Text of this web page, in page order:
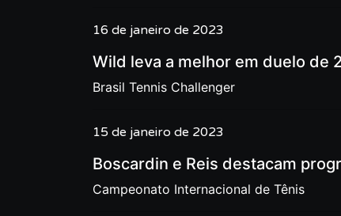
16 de janeiro de 2023
Wild leva a melhor em duelo de
Brasil Tennis Challenger
15 de janeiro de 2023
Boscardin e Reis destacam
Campeonato Internacional de Tênis